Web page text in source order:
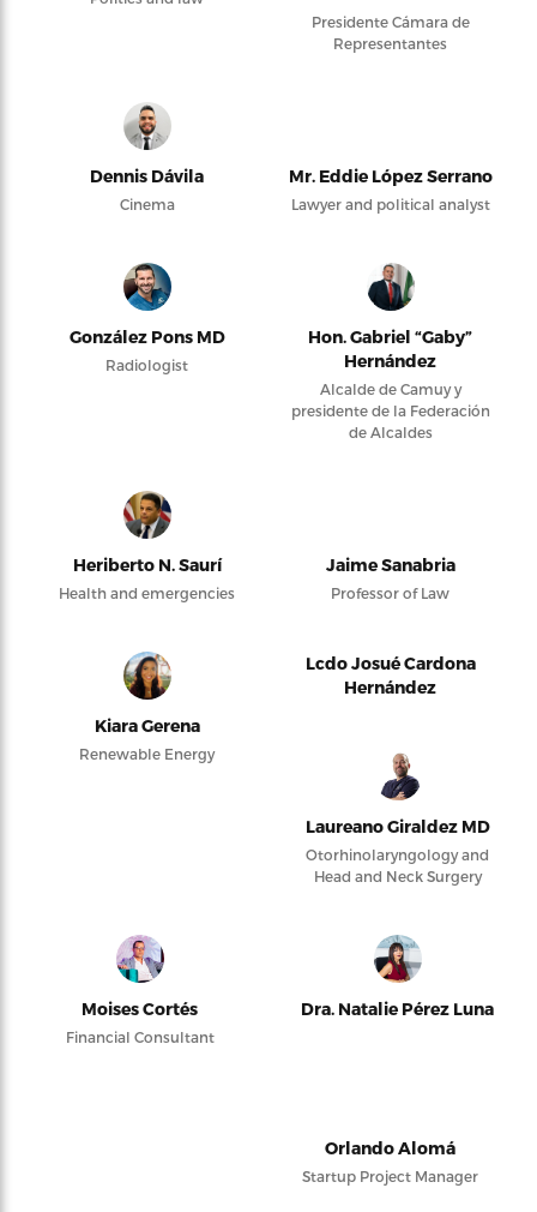
Presidente Cámara de
Representantes
Dennis Dávila
Cinema
Mr. Eddie López Serrano
Lawyer and political analyst
González Pons MD
Radiologist
Hon. Gabriel “Gaby”
Hernández
Alcalde de Camuy y
presidente de la Federación
de Alcaldes
Heriberto N. Saurí
Health and emergencies
Jaime Sanabria
Professor of Law
Kiara Gerena
Renewable Energy
Lcdo Josué Cardona
Hernández
Laureano Giraldez MD
Otorhinolaryngology and
Head and Neck Surgery
Moises Cortés
Financial Consultant
Dra. Natalie Pérez Luna
Orlando Alomá
Startup Project Manager